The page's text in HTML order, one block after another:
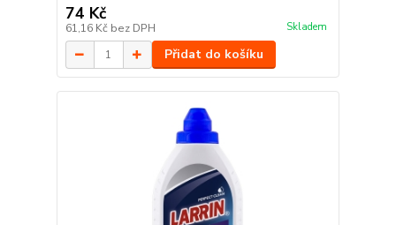
74 Kč
61,16 Kč bez DPH Skladem
Přidat do košíku